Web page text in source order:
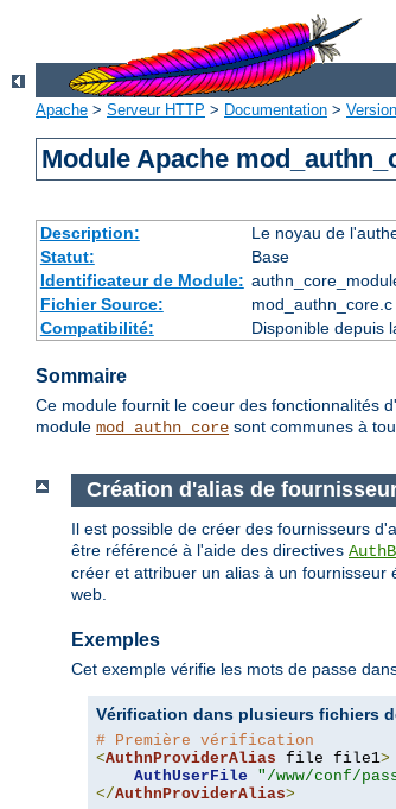
Apache > Serveur HTTP > Documentation >
Module Apache
Description:
Le noyau de
Statut:
Base
Identificateur de Module:
Fichier Source:
mod_authn_core.c
Compatibilité:
Disponible depuis
Sommaire
Ce module fournit le coeur des fonctionnalités
module mod_authn_core sont communes à
Création d'alias de
Il est possible de créer des fournisseurs
être référencé à l'aide des directives
créer et attribuer un alias à un
web.
Exemples
Cet exemple vérifie les mots de passe
Vérification dans plusieurs fichiers
# Première vérification
<AuthnProviderAlias file file1>
AuthUserFile
"/www/conf/
</AuthnProviderAlias>